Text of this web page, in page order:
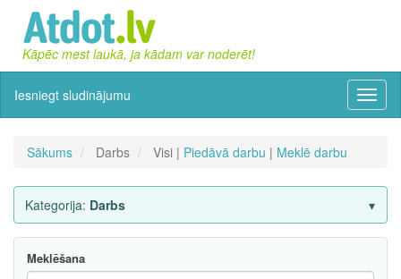
Kāpēc mest laukā, ja kādam var noderēt!
Iesniegt sludinājumu
Sākums Darbs Visi | Piedāvā darbu | Meklē darbu
Kategorija: Darbs
Meklēšana